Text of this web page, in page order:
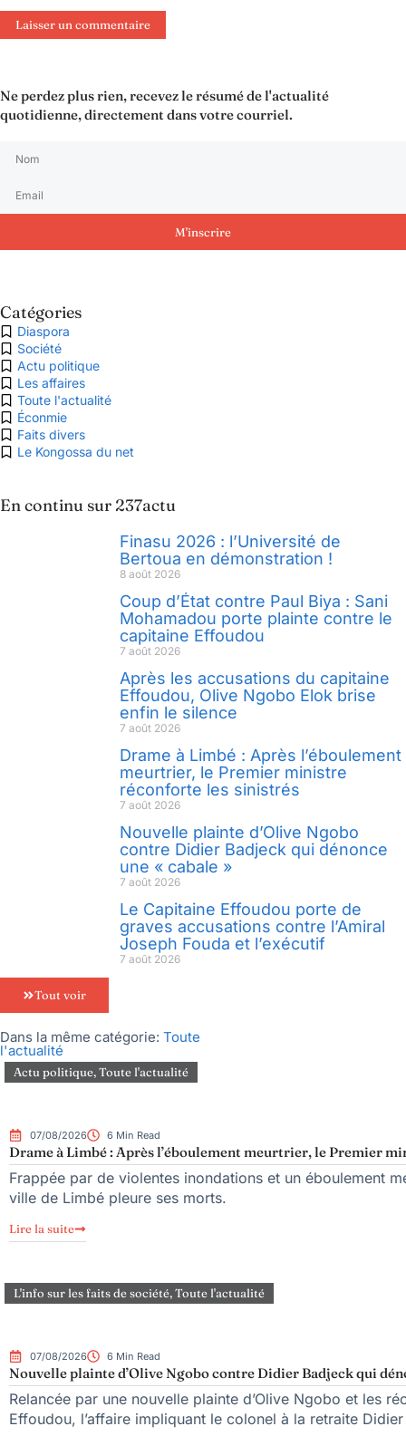
Ne perdez plus rien, recevez le résumé de l'actualité
quotidienne, directement dans votre courriel.
M'inscrire
Catégories
Diaspora
Société
Actu politique
Les affaires
Toute l'actualité
Éconmie
Faits divers
Le Kongossa du net
En continu sur 237actu
Finasu 2026 : l’Université de
Bertoua en démonstration !
8 août 2026
Coup d’État contre Paul Biya : Sani
Mohamadou porte plainte contre le
capitaine Effoudou
7 août 2026
Après les accusations du capitaine
Effoudou, Olive Ngobo Elok brise
enfin le silence
7 août 2026
Drame à Limbé : Après l’éboulement
meurtrier, le Premier ministre
réconforte les sinistrés
7 août 2026
Nouvelle plainte d’Olive Ngobo
contre Didier Badjeck qui dénonce
une « cabale »
7 août 2026
Le Capitaine Effoudou porte de
graves accusations contre l’Amiral
Joseph Fouda et l’exécutif
7 août 2026
Tout voir
Dans la même catégorie: Toute
l'actualité
Actu politique,Toute l'actualité
07/08/2026 6 Min Read
Drame à Limbé : Après l’éboulement meurtrier, le Premier
Frappée par de violentes inondations et un éboulement
ville de Limbé pleure ses morts.
Lire la suite
L'info sur les faits de société,Toute l'actualité
07/08/2026 6 Min Read
Nouvelle plainte d’Olive Ngobo contre Didier Badjeck qui
Relancée par une nouvelle plainte d’Olive Ngobo et les
Effoudou, l’affaire impliquant le colonel à la retraite